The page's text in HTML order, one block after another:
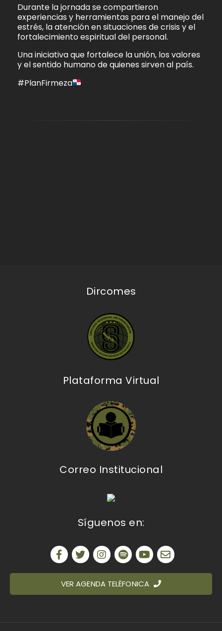
Durante la jornada se compartieron
experiencias y herramientas para el manejo del
estrés, la atención en situaciones de crisis y el
fortalecimiento espiritual del personal.
Una iniciativa que fortalece la unión, los valores
y el sentido humano de quienes sirven al país.
#PlanFirmeza
Dircomes
Plataforma Virtual
Correo Institucional
Síguenos en:
VER AGENDA TELÉFONICA